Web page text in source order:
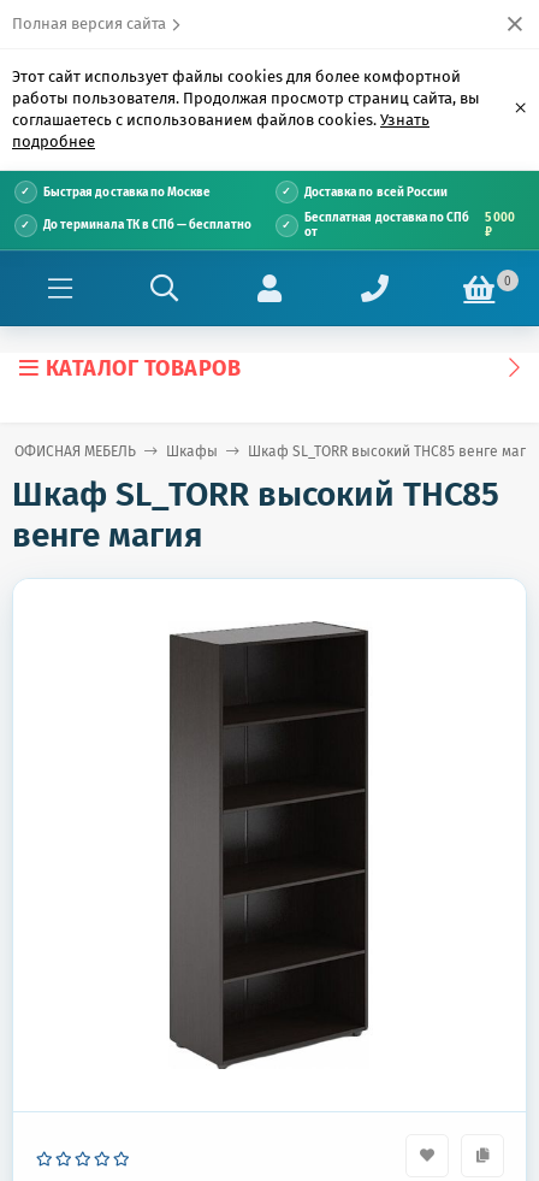
Полная версия сайта
Этот сайт использует файлы cookies для более комфортной
работы пользователя. Продолжая просмотр страниц сайта, вы
соглашаетесь с использованием файлов cookies. Узнать
подробнее
×
Быстрая доставка по Москве Доставка по всей России
До терминала ТК в СПб — бесплатно
Бесплатная доставка по СПб
от
5 000
₽
0
КАТАЛОГ ТОВАРОВ
ОФИСНАЯ МЕБЕЛЬ Шкафы Шкаф SL_TORR высокий TНС85 венге
Шкаф SL_TORR высокий TНС85
венге магия